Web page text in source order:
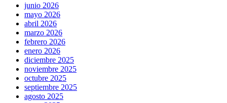
junio 2026
mayo 2026
abril 2026
marzo 2026
febrero 2026
enero 2026
diciembre 2025
noviembre 2025
octubre 2025
septiembre 2025
agosto 2025